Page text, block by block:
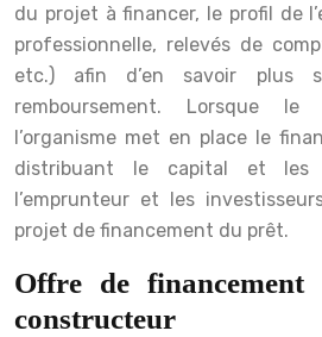
du projet à financer, le profil de
professionnelle, relevés de
etc.) afin d’en savoir plus
remboursement. Lorsque
l’organisme met en place le
distribuant le capital et les
l’emprunteur et les
projet de financement du prêt.
Offre de
constructeur